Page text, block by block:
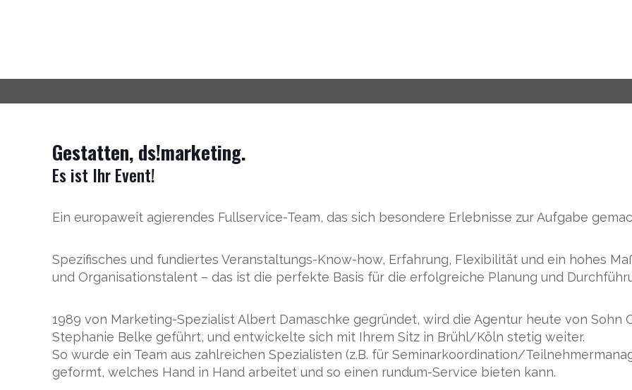
Gestatten, ds!marketing.
Es ist Ihr Event!
Ein europaweit agierendes Fullservice-Team, das sich besondere Erlebnisse zur Aufgabe
Spezifisches und fundiertes Veranstaltungs-Know-how, Erfahrung, Flexibilität und ein hohes
und Organisationstalent – das ist die perfekte Basis für die erfolgreiche Planung und
1989 von Marketing-Spezialist Albert Damaschke gegründet, wird die Agentur heute von Sohn
Stephanie Belke geführt, und entwickelte sich mit Ihrem Sitz in Brühl/Köln stetig weiter.
So wurde ein Team aus zahlreichen Spezialisten (z.B. für Seminarkoordination/
geformt, welches Hand in Hand arbeitet und so einen rundum-Service bieten kann.